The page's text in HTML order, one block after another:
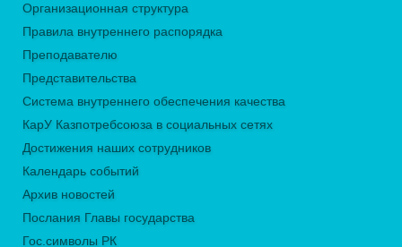
Организационная структура
Правила внутреннего распорядка
Преподавателю
Представительства
Система внутреннего обеспечения качества
КарУ Казпотребсоюза в социальных сетях
Достижения наших сотрудников
Календарь событий
Архив новостей
Послания Главы государства
Гос.символы РК